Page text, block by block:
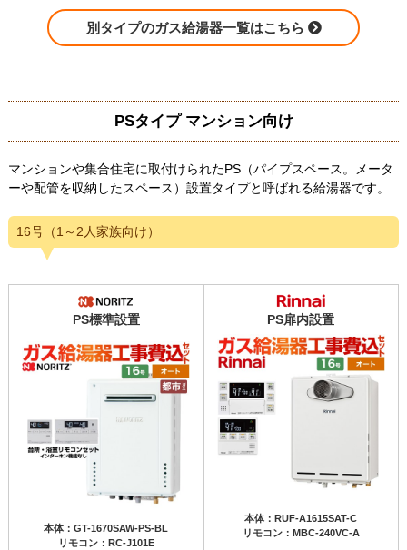
別タイプのガス給湯器一覧はこちら
PSタイプ マンション向け
マンションや集合住宅に取付けられたPS（パイプスペース。メータ
ーや配管を収納したスペース）設置タイプと呼ばれる給湯器です。
16号（1～2人家族向け）
PS標準設置
本体：GT-1670SAW-PS-BL
リモコン：RC-J101E
PS扉内設置
本体：RUF-A1615SAT-C
リモコン：MBC-240VC-A